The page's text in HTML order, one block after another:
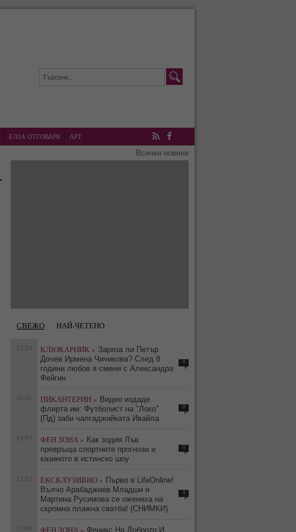
ЕЛЗА ОТГОВАРЯ
АРТ
RSS Facebook
Всички новини
СВЕЖО НАЙ-ЧЕТЕНО
17:24 КЛЮКАРНИК » Заряза ли Петър
Дочев Ирмена Чичикова? След 8
години любов я смени с Александра
Фейгин
0
16:41 ПИКАНТЕРИИ » Видео издаде
флирта им: Футболист на "Локо"
(Пд) заби чалгаджийката Ивайла
0
15:57 ФЕН ЗОНА » Как зодия Лъв
превръща спортните прогнози и
казиното в истинско шоу
0
12:32 ЕКСКЛУЗИВНО » Първо в LifeOnline!
Вълчо Арабаджиев Младши и
Мартина Русимова сe oжениха на
скромна плажна сватба! (СНИМКИ)
0
11:04 ФЕН ЗОНА » Феникс На Доброто И